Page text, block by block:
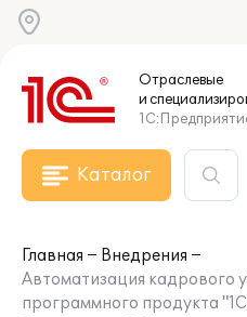
Отраслевые
и
Каталог
Главная
Внедрения
Автоматизация кадрового
программного продукта